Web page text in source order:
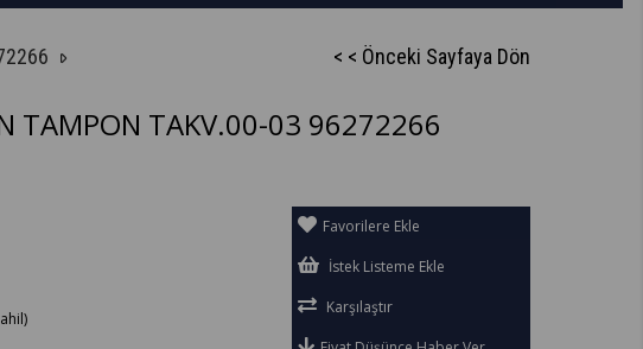
< < Önceki Sayfaya Dön
TAMPON TAKV.00-03 96272266
Favorilere Ekle
İstek Listeme Ekle
Karşılaştır